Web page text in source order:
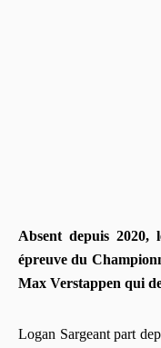
Absent depuis
épreuve du
Max Verstappen qui
Logan Sargeant part